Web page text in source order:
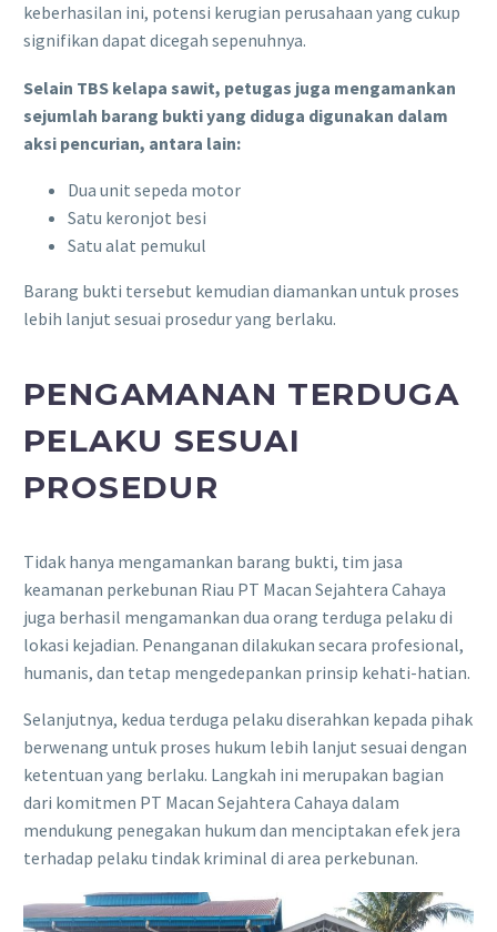
keberhasilan ini, potensi kerugian perusahaan yang cukup
signifikan dapat dicegah sepenuhnya.
Selain TBS kelapa sawit, petugas juga mengamankan
sejumlah barang bukti yang diduga digunakan dalam
aksi pencurian, antara lain:
Dua unit sepeda motor
Satu keronjot besi
Satu alat pemukul
Barang bukti tersebut kemudian diamankan untuk proses
lebih lanjut sesuai prosedur yang berlaku.
PENGAMANAN TERDUGA
PELAKU SESUAI
PROSEDUR
Tidak hanya mengamankan barang bukti, tim jasa
keamanan perkebunan Riau PT Macan Sejahtera Cahaya
juga berhasil mengamankan dua orang terduga pelaku di
lokasi kejadian. Penanganan dilakukan secara profesional,
humanis, dan tetap mengedepankan prinsip kehati-hatian.
Selanjutnya, kedua terduga pelaku diserahkan kepada pihak
berwenang untuk proses hukum lebih lanjut sesuai dengan
ketentuan yang berlaku. Langkah ini merupakan bagian
dari komitmen PT Macan Sejahtera Cahaya dalam
mendukung penegakan hukum dan menciptakan efek jera
terhadap pelaku tindak kriminal di area perkebunan.